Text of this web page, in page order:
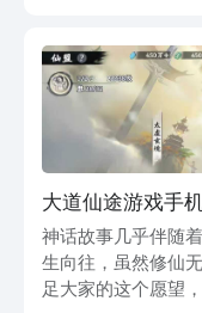
途...
大道仙途游戏手
游安装包下载渠
神话故事几乎伴随
生向往，虽然修仙
足大家的这个愿望